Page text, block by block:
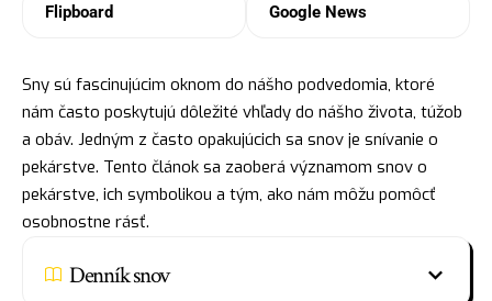
Flipboard Google News
Sny sú fascinujúcim oknom do nášho podvedomia, ktoré
nám často poskytujú dôležité vhľady do nášho života, túžob
a obáv. Jedným z často opakujúcich sa snov je snívanie o
pekárstve. Tento článok sa zaoberá významom snov o
pekárstve, ich symbolikou a tým, ako nám môžu pomôcť
osobnostne rásť.
Denník snov